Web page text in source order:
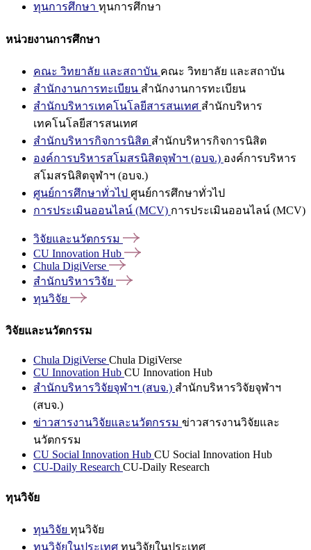
ทุนการศึกษา ทุนการศึกษา
หน่วยงานการศึกษา
คณะ วิทยาลัย และสถาบัน คณะ วิทยาลัย และสถาบัน
สำนักงานการทะเบียน สำนักงานการทะเบียน
สำนักบริหารเทคโนโลยีสารสนเทศ สำนักบริหาร
เทคโนโลยีสารสนเทศ
สำนักบริหารกิจการนิสิต สำนักบริหารกิจการนิสิต
องค์การบริหารสโมสรนิสิตจุฬาฯ (อบจ.) องค์การบริหาร
สโมสรนิสิตจุฬาฯ (อบจ.)
ศูนย์การศึกษาทั่วไป ศูนย์การศึกษาทั่วไป
การประเมินออนไลน์ (MCV) การประเมินออนไลน์ (MCV)
วิจัยและนวัตกรรม
CU Innovation Hub
Chula DigiVerse
สำนักบริหารวิจัย
ทุนวิจัย
วิจัยและนวัตกรรม
Chula DigiVerse Chula DigiVerse
CU Innovation Hub CU Innovation Hub
สำนักบริหารวิจัยจุฬาฯ (สบจ.) สำนักบริหารวิจัยจุฬาฯ
(สบจ.)
ข่าวสารงานวิจัยและนวัตกรรม ข่าวสารงานวิจัยและ
นวัตกรรม
CU Social Innovation Hub CU Social Innovation Hub
CU-Daily Research CU-Daily Research
ทุนวิจัย
ทุนวิจัย ทุนวิจัย
ทุนวิจัยในประเทศ ทุนวิจัยในประเทศ